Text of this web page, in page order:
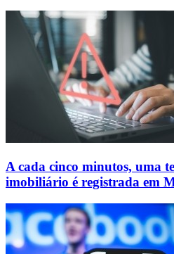
A cada cinco minutos, uma
imobiliário é registrada em